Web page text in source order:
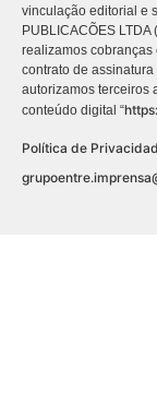
vinculação editorial e
PUBLICACÕES
realizamos cobranças
contrato de
autorizamos terceiros
conteúdo digital “
Política de